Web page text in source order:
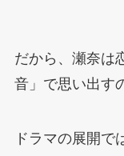
だから、瀬奈は
音」で思い出す
ドラマの展開で